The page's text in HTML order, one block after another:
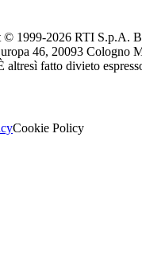
© 1999-2026 RTI S.p.A.
46, 20093 Cologno
altresì fatto divieto
Cookie Policy